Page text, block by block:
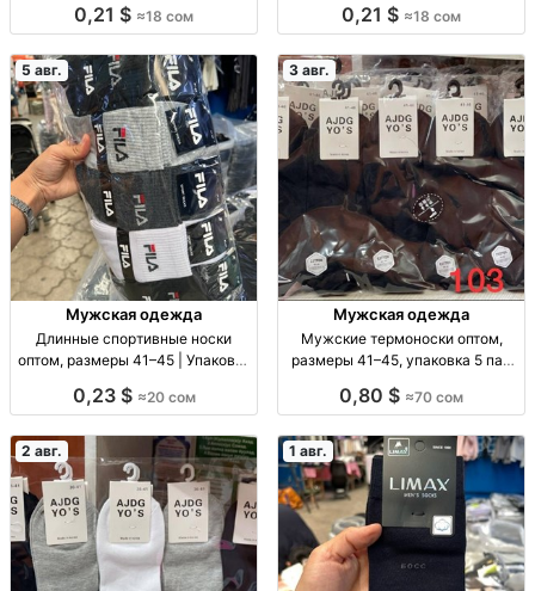
р 41–45, опт: 18 сом/пара, компл.
0,21 $ ≈18 сом
уп. 10 шт. — 180 сом
0,21 $ ≈18 сом
5 авг.
Мужская одежда
Длинные спортивные носки
оптом, размеры 41–45 | Упаковка
45, уп. 10 шт., 20 сом/уп.
0,23 $ ≈20 сом
3 авг.
Мужская одежда
Мужские термоноски оптом,
размеры 41–45, упаковка 5 пар
5 шт., опт.
0,80 $ ≈70 сом
2 авг. 1 авг.